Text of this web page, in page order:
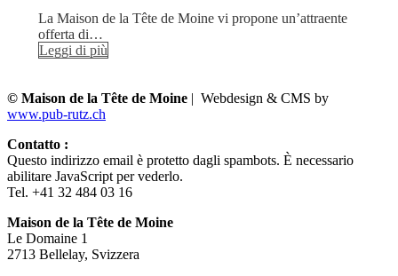
La Maison de la Tête de Moine vi propone un’attraente
offerta di…
Leggi di più
© Maison de la Tête de Moine | Webdesign & CMS by
www.pub-rutz.ch
Contatto :
Questo indirizzo email è protetto dagli spambots. È necessario
abilitare JavaScript per vederlo.
Tel. +41 32 484 03 16
Maison de la Tête de Moine
Le Domaine 1
2713 Bellelay, Svizzera